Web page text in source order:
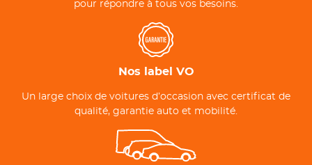
pour répondre à tous vos besoins.
Nos label VO
Un large choix de voitures d’occasion avec certificat de
qualité, garantie auto et mobilité.